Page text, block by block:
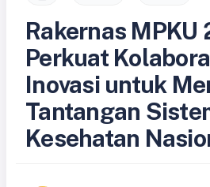
Rakernas MPKU
Perkuat
Inovasi untuk
Tantangan
Kesehatan